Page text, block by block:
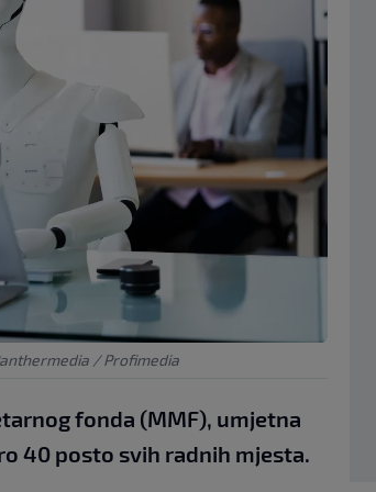
/ Profimedia
fonda (MMF), umjetna
40 posto svih radnih mjesta.